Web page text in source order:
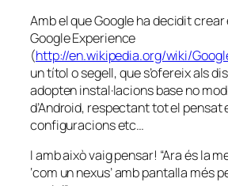
Amb el que Google ha decidit crear
Google Experience
(http://en.wikipedia.org/wiki/
un títol o segell, que s’ofereix als
adopten instal·lacions base no
d’Android, respectant tot el pensat
configuracions etc…
I amb això vaig pensar! “Ara és la
‘com un nexus’ amb pantalla més